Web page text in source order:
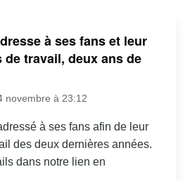
à ses fans et leur
de travail, deux ans de
novembre à 23:12
à ses fans afin de leur
des deux dernières années.
dans notre lien en